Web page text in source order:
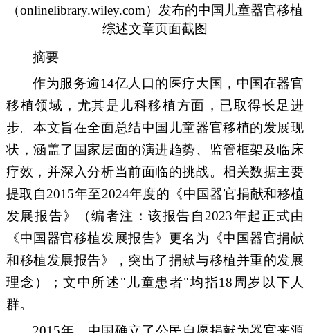
（onlinelibrary.wiley.com）发布的中国儿童器官移植
综述文章页面截图
摘要
作为服务逾14亿人口的医疗大国，中国在器官
移植领域，尤其是儿科移植方面，已取得长足进
步。本文旨在全面总结中国儿童器官移植的发展现
状，涵盖了国家层面的演进趋势、监管框架及临床
疗效，并深入分析当前面临的挑战。相关数据主要
提取自2015年至2024年度的《中国器官捐献和移植
发展报告》
（编者注：该报告自 2023年起正式由
《中国器官移植发展报告》更名为《中国器官捐献
和移植发展报告》，突出了捐献与移植并重的发展
理念）
；文中所述" 儿童患者"均指18 周岁以下人
群。